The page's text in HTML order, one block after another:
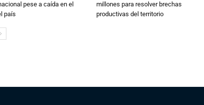
pese a caída en el
país
millones para resolver brechas
productivas del territorio